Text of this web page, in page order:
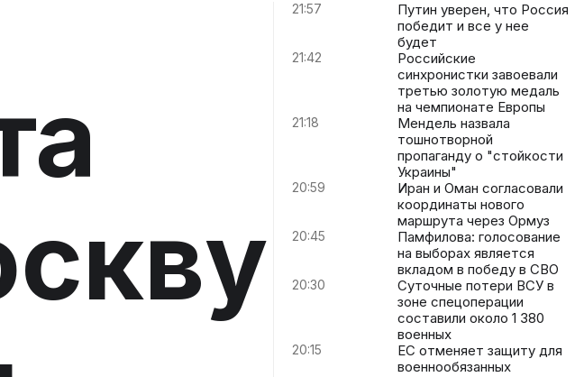
21:57
Путин уверен, что Россия
победит и все у нее
будет
21:42
Российские
синхронистки завоевали
третью золотую медаль
на чемпионате Европы
21:18
Мендель назвала
тошнотворной
пропаганду о "стойкости
Украины"
20:59
Иран и Оман согласовали
координаты нового
маршрута через Ормуз
20:45
Памфилова: голосование
на выборах является
вкладом в победу в СВО
20:30
Суточные потери ВСУ в
зоне спецоперации
составили около 1 380
военных
20:15
ЕС отменяет защиту для
военнообязанных